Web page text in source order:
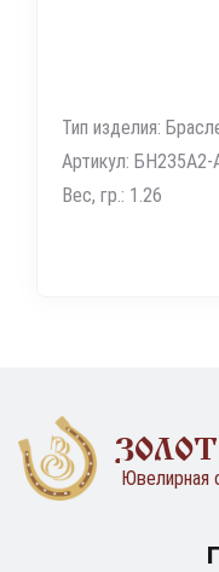
Тип изделия:
Артикул: БН235А2-
Вес, гр.: 1.26
Ювелирная